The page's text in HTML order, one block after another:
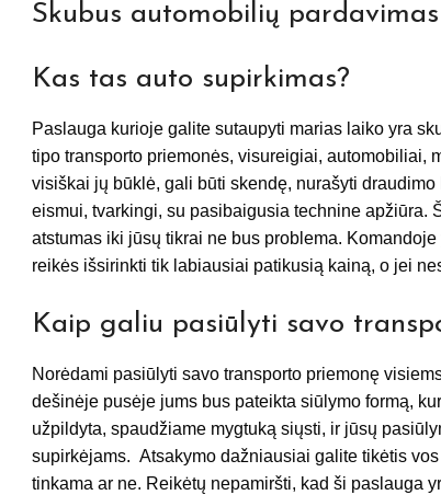
Skubus automobilių pardavimas
Kas tas auto supirkimas?
Paslauga kurioje galite sutaupyti marias laiko yra
tipo transporto priemonės, visureigiai, automobiliai,
visiškai jų būklė, gali būti skendę, nurašyti
eismui, tvarkingi, su pasibaigusia technine apžiūra.
atstumas iki jūsų tikrai ne bus problema.
reikės išsirinkti tik labiausiai patikusią kainą, o jei
Kaip galiu pasiūlyti savo
Norėdami pasiūlyti savo transporto priemonę
dešinėje pusėje jums bus pateikta siūlymo formą,
užpildyta, spaudžiame mygtuką siųsti, ir jūsų
supirkėjams. Atsakymo dažniausiai galite tikėtis
tinkama ar ne. Reikėtų nepamiršti, kad ši paslauga